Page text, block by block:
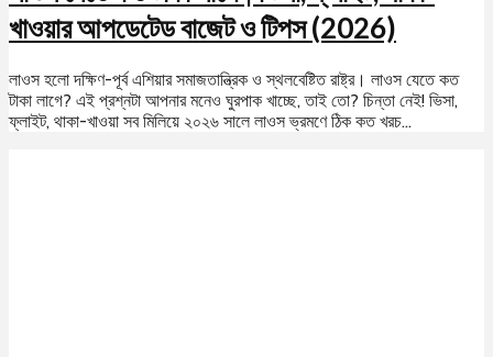
খাওয়ার আপডেটেড বাজেট ও টিপস (2026)
লাওস হলো দক্ষিণ-পূর্ব এশিয়ার সমাজতান্ত্রিক ও স্থলবেষ্টিত রাষ্ট্র। লাওস যেতে কত
টাকা লাগে? এই প্রশ্নটা আপনার মনেও ঘুরপাক খাচ্ছে, তাই তো? চিন্তা নেই! ভিসা,
ফ্লাইট, থাকা-খাওয়া সব মিলিয়ে ২০২৬ সালে লাওস ভ্রমণে ঠিক কত খরচ...